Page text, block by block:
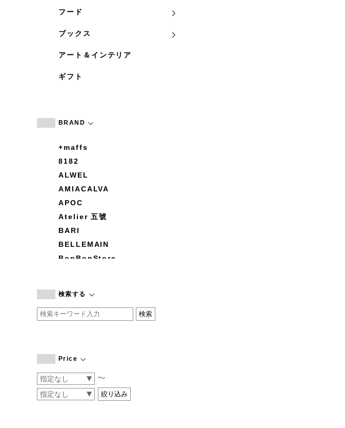
フード
ブックス
アート＆インテリア
ギフト
BRAND
+maffs
8182
ALWEL
AMIACALVA
APOC
Atelier 五號
BARI
BELLEMAIN
BonBonStore
by basics
CATWORTH
COGTHEBIGSMOKE
CONVERSE
DEAN & DELUCA
検索する
Price
〜